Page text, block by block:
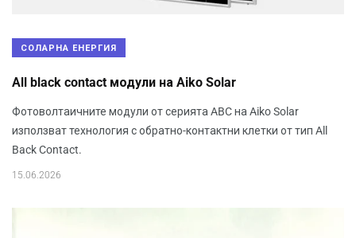
СОЛАРНА ЕНЕРГИЯ
All black contact модули на Aiko Solar
Фотоволтаичните модули от серията ABC на Aiko Solar
използват технология с обратно-контактни клетки от тип All
Back Contact.
15.06.2026